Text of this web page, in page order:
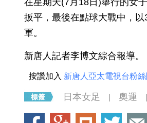
在星期天(7月18日)舉行的女
扳平，最後在點球大戰中，
軍。
新唐人記者李博文綜合報導。
按讚加入 新唐人亞太電視台粉絲
日本女足 奧運